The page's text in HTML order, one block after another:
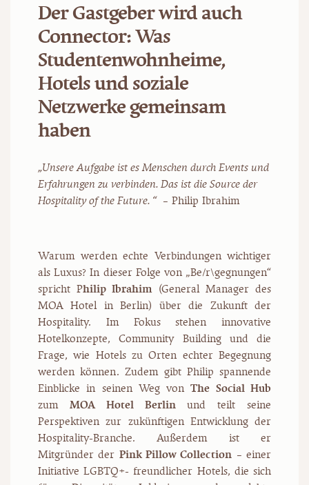
Der Gastgeber wird auch
Connector: Was
Studentenwohnheime,
Hotels und soziale
Netzwerke gemeinsam
haben
„Unsere Aufgabe ist es Menschen durch Events und
Erfahrungen zu verbinden. Das ist die Source der
Hospitality of the Future. “ – Philip Ibrahim
Warum werden echte Verbindungen wichtiger
als Luxus? In dieser Folge von „Be/r\gegnungen“
spricht Philip Ibrahim(General Manager des
MOA Hotel in Berlin) über die Zukunft der
Hospitality. Im Fokus stehen innovative
Hotelkonzepte, Community Building und die
Frage, wie Hotels zu Orten echter Begegnung
werden können. Zudem gibt Philip spannende
Einblicke in seinen Weg vonThe Social Hub
zum MOA Hotel Berlinund teilt seine
Perspektiven zur zukünftigen Entwicklung der
Hospitality-Branche. Außerdem ist er
Mitgründer der Pink Pillow Collection – einer
Initiative LGBTQ+- freundlicher Hotels, die sich